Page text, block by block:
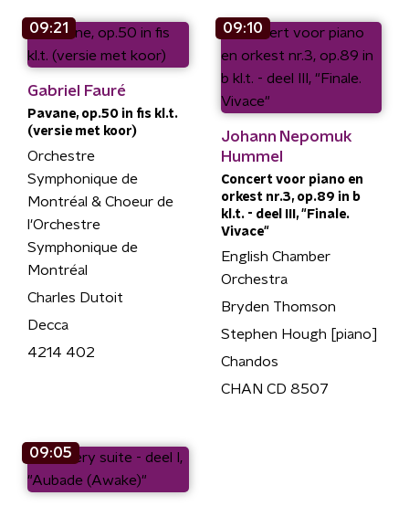
09:21
Gabriel Fauré
Pavane, op.50 in fis kl.t.
(versie met koor)
Orchestre
Symphonique de
Montréal & Choeur de
l'Orchestre
Symphonique de
Montréal
Charles Dutoit
Decca
4214 402
09:10
Johann Nepomuk
Hummel
Concert voor piano en
orkest nr.3, op.89 in b
kl.t. - deel III, "Finale.
Vivace"
English Chamber
Orchestra
Bryden Thomson
Stephen Hough [piano]
Chandos
CHAN CD 8507
09:05